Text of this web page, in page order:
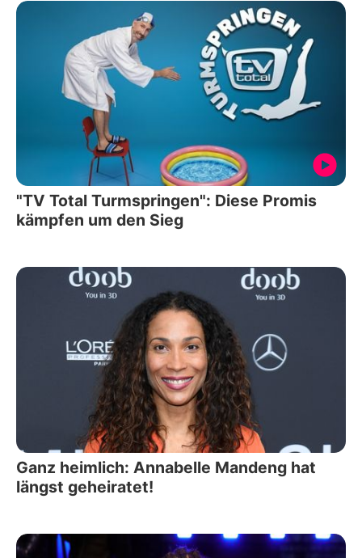
"TV Total Turmspringen": Diese Promis
kämpfen um den Sieg
Ganz heimlich: Annabelle Mandeng hat
längst geheiratet!